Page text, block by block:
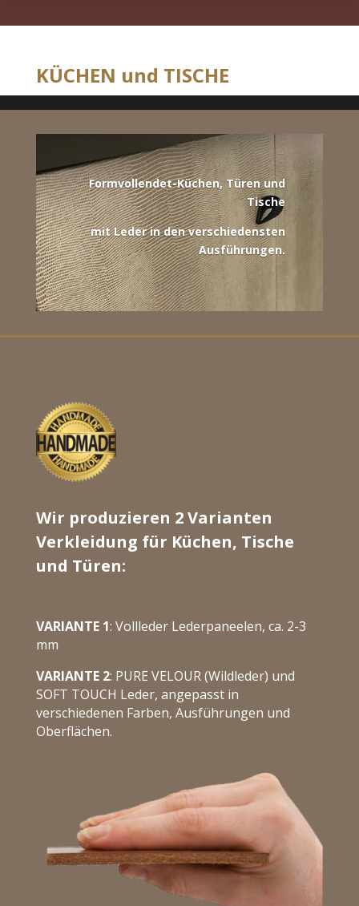
KÜCHEN und TISCHE
Formvollendet-Küchen, Türenund
Tische
mit Leder in denverschiedensten
Ausführungen.
Wir produzieren 2 Varianten
Verkleidung für Küchen, Tische
und Türen:
VARIANTE 1: Vollleder Lederpaneelen, ca. 2-3
mm
VARIANTE 2: PURE VELOUR (Wildleder) und
SOFT TOUCH Leder, angepasst in
verschiedenen Farben, Ausführungen und
Oberflächen.